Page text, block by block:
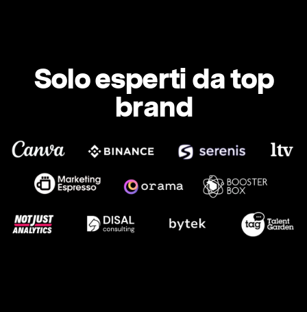
Solo esperti da top
brand